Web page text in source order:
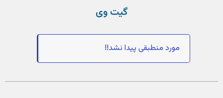
گیت وی
مورد منطبقی پیدا نشد!!